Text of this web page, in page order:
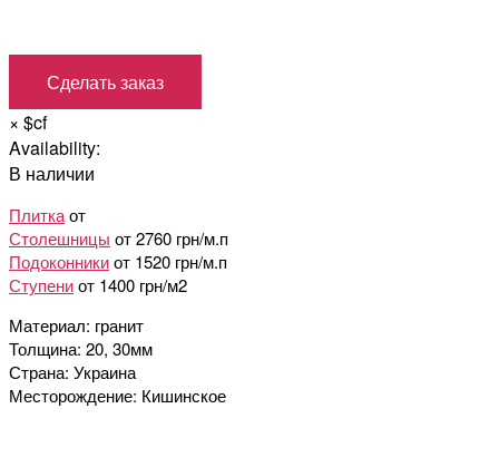
Сделать заказ
× $cf
Availability:
В наличии
Плиткаот
Столешницы от 2760 грн/м.п
Подоконникиот 1520 грн/м.п
Ступениот 1400 грн/м2
Материал: гранит
Толщина: 20, 30мм
Страна: Украина
Месторождение: Кишинское